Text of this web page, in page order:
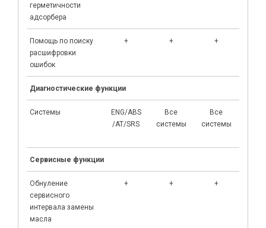
герметичности
адсорбера
Помощь по поиску
расшифровки
ошибок
+ + +
Диагностические функции
Системы
ENG/ABS
/AT/SRS
Все
системы
Все
системы
Сервисные функции
Обнуление
сервисного
интервала замены
масла
+ + +